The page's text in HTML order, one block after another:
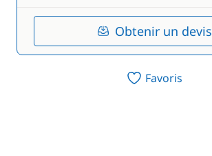
Obtenir un devis
Favoris